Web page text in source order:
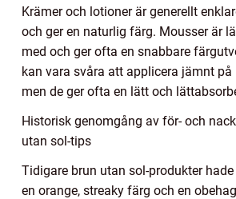
Krämer och lotioner är generellt
och ger en naturlig färg. Mousser är
med och ger ofta en snabbare
kan vara svåra att applicera jämnt på
men de ger ofta en lätt och
Historisk genomgång av för- och
utan sol-tips
Tidigare brun utan sol-produkter
en orange, streaky färg och en